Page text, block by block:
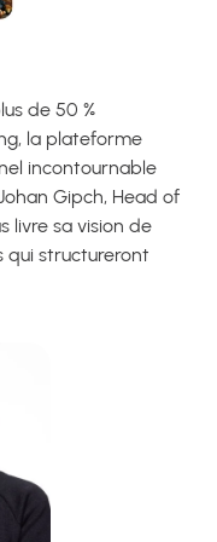
de 50 %
la plateforme
incontournable
Gipch, Head of
livre sa vision de
qui structureront